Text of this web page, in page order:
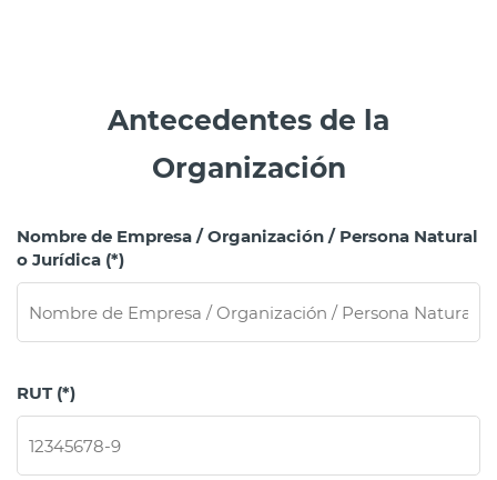
Antecedentes de la
Organización
Nombre de Empresa / Organización / Persona Natural
o Jurídica (*)
RUT (*)